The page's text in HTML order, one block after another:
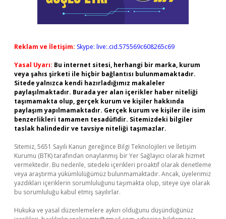
Reklam ve İletişim: Skype: live:.cid.575569c608265c69
Yasal Uyarı: Bu internet sitesi, herhangi bir marka, kurum
veya şahıs şirketi ile hiçbir bağlantısı bulunmamaktadır.
Sitede yalnızca kendi hazırladığımız makaleler
paylaşılmaktadır. Burada yer alan içerikler haber niteliği
taşımamakta olup, gerçek kurum ve kişiler hakkında
paylaşım yapılmamaktadır. Gerçek kurum ve kişiler ile isim
benzerlikleri tamamen tesadüfidir. Sitemizdeki bilgiler
taslak halindedir ve tavsiye niteliği taşımazlar.
Sitemiz, 5651 Sayılı Kanun gereğince Bilgi Teknolojileri ve İletişim
Kurumu (BTK) tarafından onaylanmış bir Yer Sağlayıcı olarak hizmet
vermektedir. Bu nedenle, sitedeki içerikleri proaktif olarak denetleme
veya araştırma yükümlülüğümüz bulunmamaktadır. Ancak, üyelerimiz
yazdıkları içeriklerin sorumluluğunu taşımakta olup, siteye üye olarak
bu sorumluluğu kabul etmiş sayılırlar.
Hukuka ve yasal düzenlemelere aykırı olduğunu düşündüğünüz